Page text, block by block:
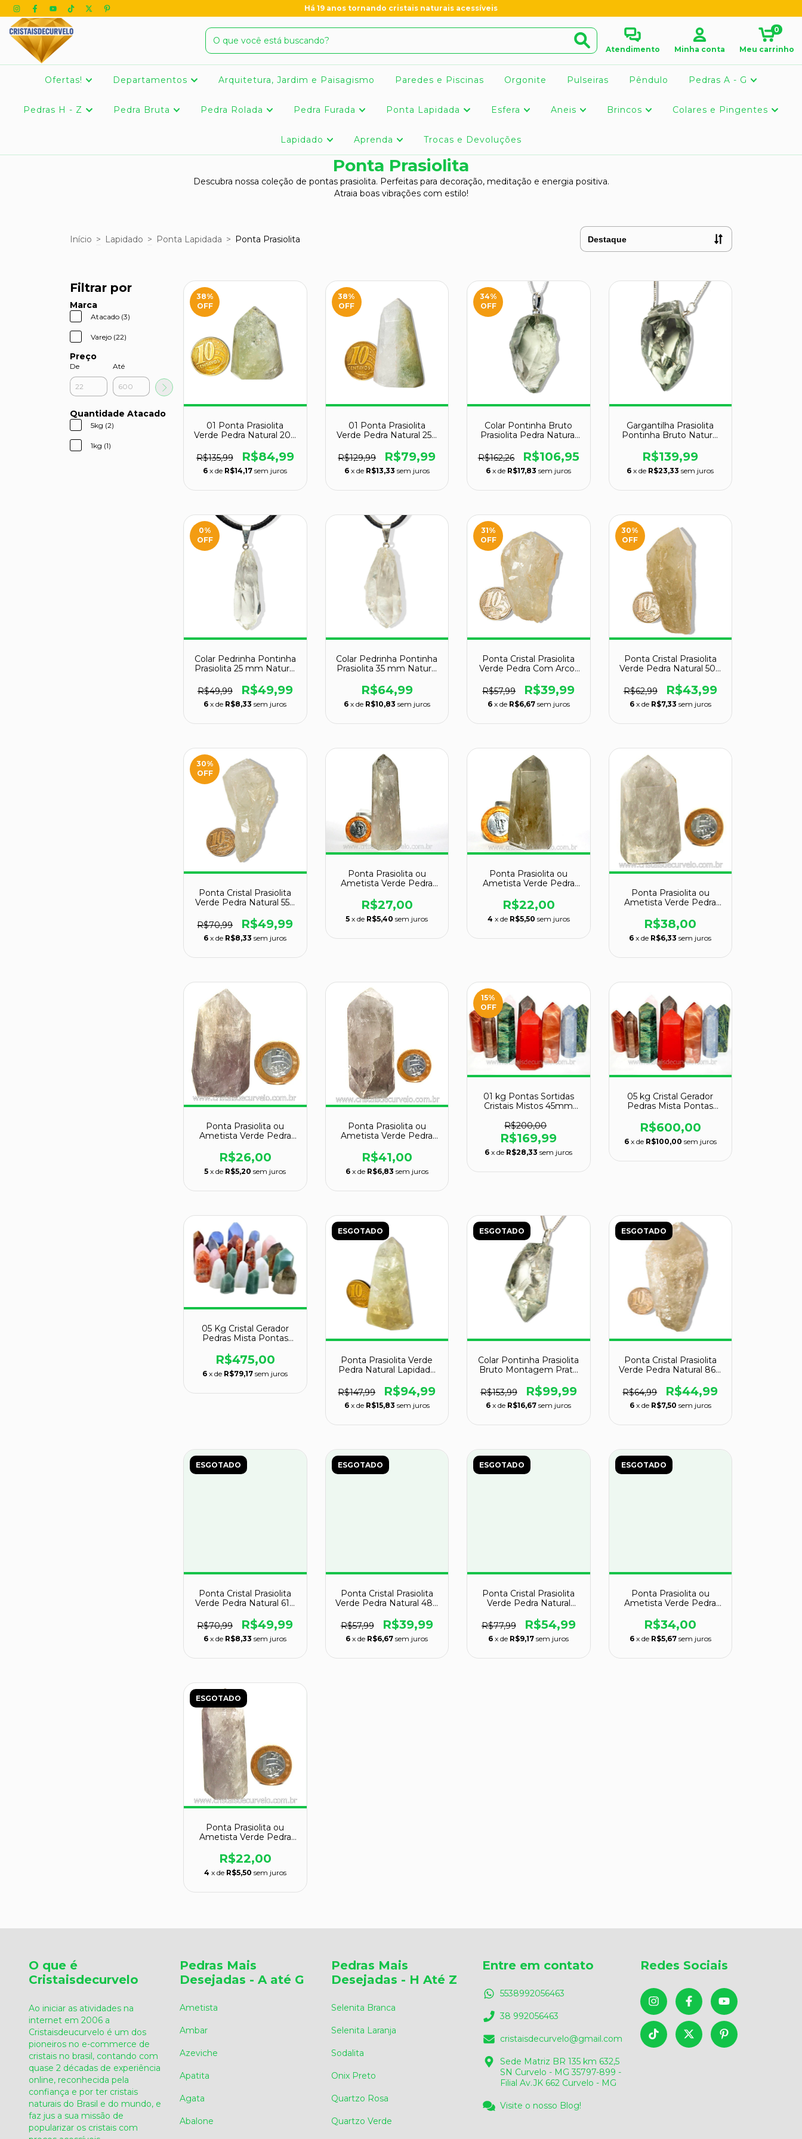
Há 19 anos tornando cristais naturais acessíveis
Atendimento Minha conta Meu carrinho
0
Ofertas! Departamentos Arquitetura, Jardim e Paisagismo Paredes e Piscinas Orgonite Pulseiras Pêndulo Pedras A - G
Pedras H - Z Pedra Bruta Pedra Rolada Pedra Furada Ponta Lapidada Esfera Aneis Brincos Colares e Pingentes
Lapidado Aprenda Trocas e Devoluções
Ponta Prasiolita
Descubra nossa coleção de pontas prasiolita. Perfeitas para decoração, meditação e energia positiva.
Atraia boas vibrações com estilo!
Início > Lapidado > Ponta Lapidada > Ponta Prasiolita
Filtrar por
Marca
Atacado (3)
Varejo (22)
Preço
De Até
Quantidade Atacado
5kg (2)
1kg (1)
38%
OFF
01 Ponta Prasiolita
Verde Pedra Natural 20g
R$135,99
R$84,99
6 x de R$14,17 sem juros
38%
OFF
01 Ponta Prasiolita
Verde Pedra Natural 25g
R$129,99
R$79,99
6 x de R$13,33 sem juros
34%
OFF
Colar Pontinha Bruto
Prasiolita Pedra Natural
R$162,26
R$106,95
6 x de R$17,83 sem juros
Gargantilha Prasiolita
Pontinha Bruto Natural
R$139,99
6 x de R$23,33 sem juros
0%
OFF
Colar Pedrinha Pontinha
Prasiolita 25 mm Natural
R$49,99
R$49,99
6 x de R$8,33 sem juros
Colar Pedrinha Pontinha
Prasiolita 35 mm Natural
R$64,99
6 x de R$10,83 sem juros
31%
OFF
Ponta Cristal Prasiolita
Verde Pedra Com Arco-
R$57,99
R$39,99
6 x de R$6,67 sem juros
30%
OFF
Ponta Cristal Prasiolita
Verde Pedra Natural 50g
R$62,99
R$43,99
6 x de R$7,33 sem juros
30%
OFF
Ponta Cristal Prasiolita
Verde Pedra Natural 55g
R$70,99
R$49,99
6 x de R$8,33 sem juros
Ponta Prasiolita ou
Ametista Verde Pedra
R$27,00
5 x de R$5,40 sem juros
Ponta Prasiolita ou
Ametista Verde Pedra
R$22,00
4 x de R$5,50 sem juros
Ponta Prasiolita ou
Ametista Verde Pedra
R$38,00
6 x de R$6,33 sem juros
Ponta Prasiolita ou
Ametista Verde Pedra
R$26,00
5 x de R$5,20 sem juros
Ponta Prasiolita ou
Ametista Verde Pedra
R$41,00
6 x de R$6,83 sem juros
15%
OFF
01 kg Pontas Sortidas
Cristais Mistos 45mm
R$200,00
R$169,99
6 x de R$28,33 sem juros
05 kg Cristal Gerador
Pedras Mista Pontas
ATACADO
R$600,00
6 x de R$100,00 sem juros
05 Kg Cristal Gerador
Pedras Mista Pontas
Natural Atacado
R$475,00
6 x de R$79,17 sem juros
ESGOTADO
Ponta Prasiolita Verde
Pedra Natural Lapidado
R$147,99
R$94,99
6 x de R$15,83 sem juros
ESGOTADO
Colar Pontinha Prasiolita
Bruto Montagem Prata
R$153,99
R$99,99
6 x de R$16,67 sem juros
ESGOTADO
Ponta Cristal Prasiolita
Verde Pedra Natural 86g
R$64,99
R$44,99
6 x de R$7,50 sem juros
ESGOTADO
Ponta Cristal Prasiolita
Verde Pedra Natural 61g
R$70,99
R$49,99
6 x de R$8,33 sem juros
ESGOTADO
Ponta Cristal Prasiolita
Verde Pedra Natural 48g
R$57,99
R$39,99
6 x de R$6,67 sem juros
ESGOTADO
Ponta Cristal Prasiolita
Verde Pedra Natural
R$77,99
R$54,99
6 x de R$9,17 sem juros
ESGOTADO
Ponta Prasiolita ou
Ametista Verde Pedra
R$34,00
6 x de R$5,67 sem juros
ESGOTADO
Ponta Prasiolita ou
Ametista Verde Pedra
R$22,00
4 x de R$5,50 sem juros
O que é
Cristaisdecurvelo
Ao iniciar as atividades na
internet em 2006 a
Cristaisdeucurvelo é um dos
pioneiros no e-commerce de
cristais no brasil, contando com
quase 2 décadas de experiência
online, reconhecida pela
confiança e por ter cristais
naturais do Brasil e do mundo, e
faz jus a sua missão de
popularizar os cristais com
Pedras Mais
Desejadas - A até G
Ametista
Ambar
Azeviche
Apatita
Agata
Abalone
Pedras Mais
Desejadas - H Até Z
Selenita Branca
Selenita Laranja
Sodalita
Onix Preto
Quartzo Rosa
Quartzo Verde
Entre em contato
5538992056463
38 992056463
cristaisdecurvelo@gmail.com
Sede Matriz BR 135 km 632,5
SN Curvelo - MG 35797-899 -
Filial Av.JK 662 Curvelo - MG
Visite o nosso Blog!
Redes Sociais